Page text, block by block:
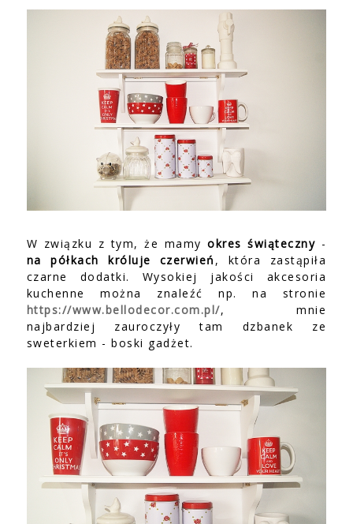
W związku z tym, że mamyokres świąteczny -
na półkach króluje czerwień , która zastąpiła
czarne dodatki. Wysokiej jakości akcesoria
kuchenne można znaleźć np. na stronie
https://www.bellodecor.com.pl/, mnie
najbardziej zauroczyły tam dzbanek ze
sweterkiem - boski gadżet.